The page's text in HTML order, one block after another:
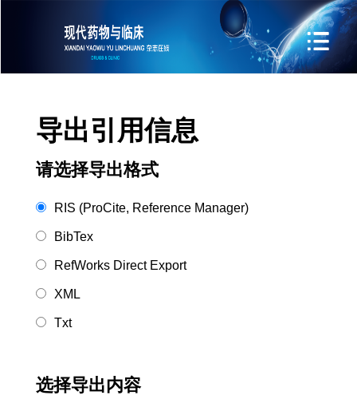
导出引用信息
请选择导出格式
RIS (ProCite, Reference Manager)
BibTex
RefWorks Direct Export
XML
Txt
选择导出内容